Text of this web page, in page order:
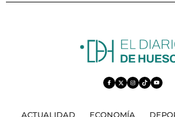
ACTUALIDAD ECONOMÍA